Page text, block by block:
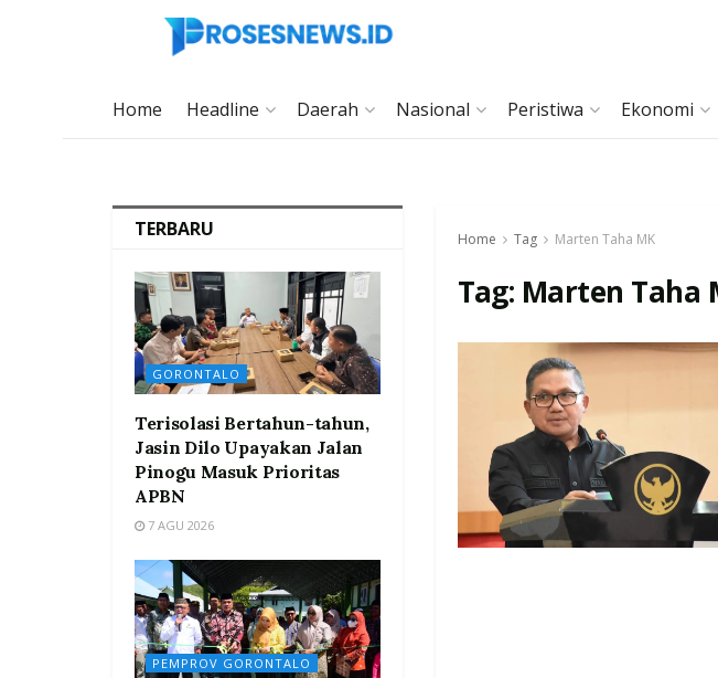
Home Headline Daerah Nasional Peristiwa Ekonomi
Home Tag Marten Taha MK
Tag: Marten Taha
TERBARU
GORONTALO
Terisolasi Bertahun-tahun,
Jasin Dilo Upayakan Jalan
Pinogu Masuk Prioritas
APBN
7 AGU 2026
PEMPROV GORONTALO